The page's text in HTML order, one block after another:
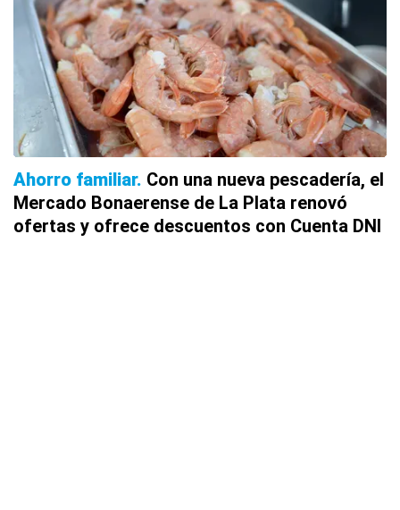
Ahorro familiar Con una nueva pescadería, el
Mercado Bonaerense de La Plata renovó
ofertas y ofrece descuentos con Cuenta DNI